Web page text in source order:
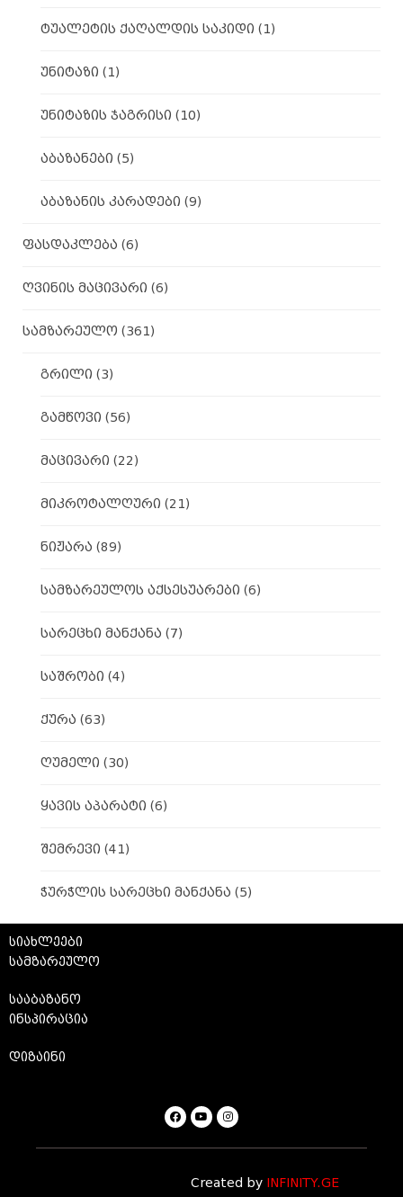
ტუალეტის ქაღალდის საკიდი (1)
უნიტაზი (1)
უნიტაზის ჯაგრისი (10)
აბაზანები (5)
აბაზანის კარადები (9)
ფასდაკლება (6)
ღვინის მაცივარი (6)
სამზარეულო (361)
გრილი (3)
გამწოვი (56)
მაცივარი (22)
მიკროტალღური (21)
ნიჟარა (89)
სამზარეულოს აქსესუარები (6)
სარეცხი მანქანა (7)
საშრობი (4)
ქურა (63)
ღუმელი (30)
ყავის აპარატი (6)
შემრევი (41)
ჭურჭლის სარეცხი მანქანა (5)
სიახლეები
სამზარეულო
სააბაზანო
ინსპირაცია
დიზაინი
Created by INFINITY.GE